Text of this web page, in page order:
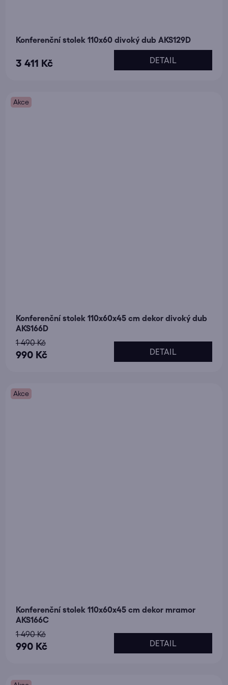
Konferenční stolek 110x60 divoký dub AKS129D
3 411 Kč DETAIL
Akce
Konferenční stolek 110x60x45 cm dekor divoký dub
AKS166D
990 Kč
1 490 Kč
DETAIL
Akce
Konferenční stolek 110x60x45 cm dekor mramor
AKS166C
990 Kč
1 490 Kč
DETAIL